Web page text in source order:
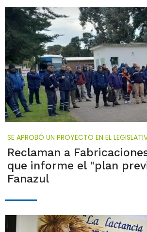
SE APROBÓ UN PROYECTO EN EL
Reclaman a
que informe el "plan
Fanazul